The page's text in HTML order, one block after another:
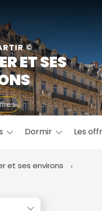
©
ET SES
Dormir Les
et ses environs
Octobre